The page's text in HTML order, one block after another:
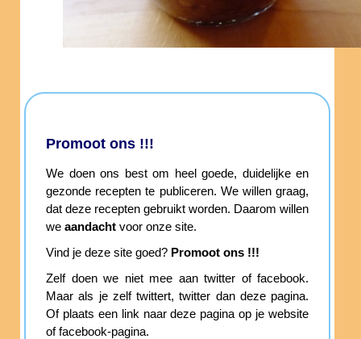
Promoot ons !!!
We doen ons best om heel goede, duidelijke en
gezonde recepten te publiceren. We willen graag,
dat deze recepten gebruikt worden. Daarom willen
we aandacht voor onze site.
Vind je deze site goed? Promoot ons !!!
Zelf doen we niet mee aan twitter of facebook.
Maar als je zelf twittert, twitter dan deze pagina.
Of plaats een link naar deze pagina op je website
of facebook-pagina.